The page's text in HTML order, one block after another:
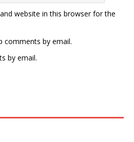
website in this browser for the
by email.
by email.